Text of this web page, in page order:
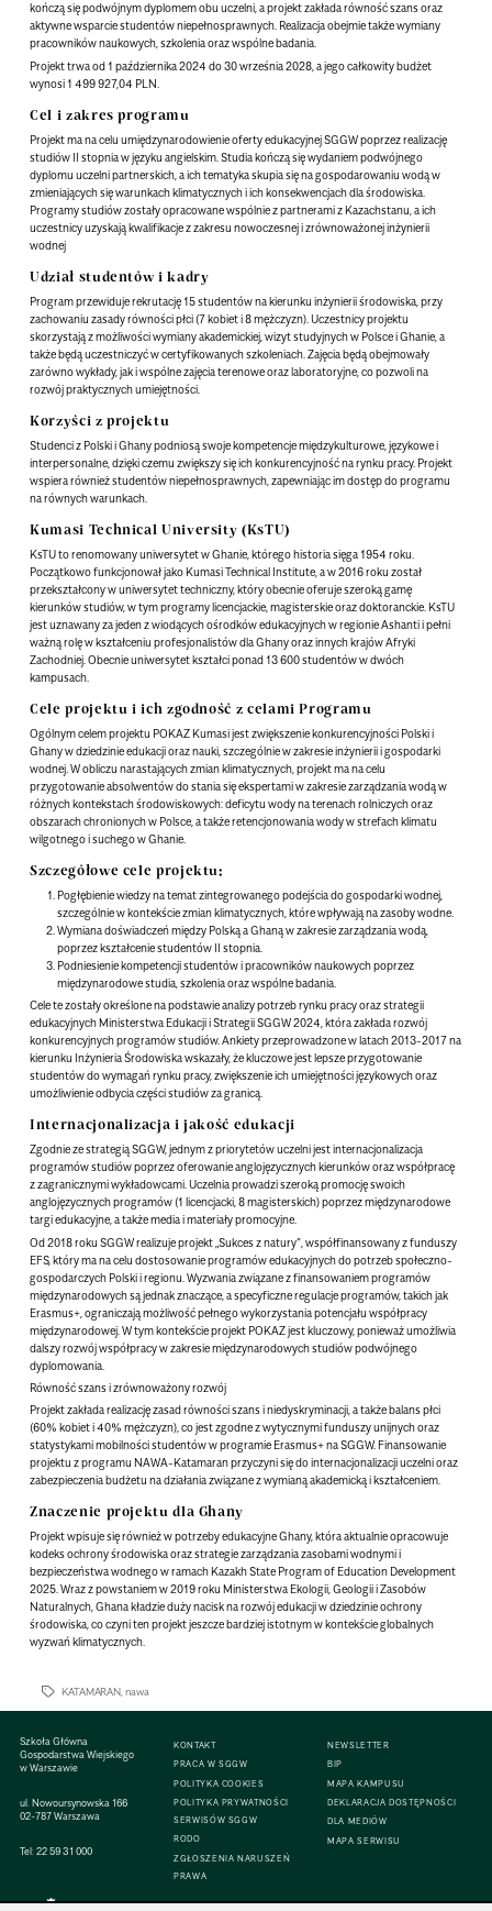
kończą się podwójnym dyplomem obu uczelni, a projekt zakłada równość szans oraz
aktywne wsparcie studentów niepełnosprawnych. Realizacja obejmie także wymiany
pracowników naukowych, szkolenia oraz wspólne badania.
Projekt trwa od1 października 2024 do30 września 2028 , a jego całkowity budżet
wynosi1 499 927,04 PLN
Cel i zakres programu
Projekt ma na celu umiędzynarodowienie oferty edukacyjnej SGGW poprzez realizację
studiów II stopnia w języku angielskim. Studia kończą się wydaniempodwójnego
dyplomu uczelni partnerskich, a ich tematyka skupia się nagospodarowaniu wodą w
zmieniających się warunkach klimatycznychi ich konsekwencjach dla środowiska.
Programy studiów zostały opracowane wspólnie z partnerami z Kazachstanu, a ich
uczestnicy uzyskają kwalifikacje z zakresu nowoczesnej i zrównoważonej inżynierii
wodnej
Udział studentów i kadry
Program przewiduje rekrutację 15 studentów na kierunku inżynierii środowiska, przy
zachowaniu zasady równości płci (7 kobiet i 8 mężczyzn). Uczestnicy projektu
skorzystają z możliwości wymiany akademickiej, wizyt studyjnych w Polsce i Ghanie, a
także będą uczestniczyć w certyfikowanych szkoleniach. Zajęcia będą obejmowały
zarówno wykłady, jak i wspólne zajęcia terenowe oraz laboratoryjne, co pozwoli na
rozwój praktycznych umiejętności.
Korzyści z projektu
Studenci z Polski i Ghany podniosą swoje kompetencje międzykulturowe, językowe i
interpersonalne, dzięki czemu zwiększy się ich konkurencyjność na rynku pracy. Projekt
wspiera również studentów niepełnosprawnych, zapewniając im dostęp do programu
na równych warunkach.
Kumasi Technical University (KsTU)
KsTU to renomowany uniwersytet w Ghanie, którego historia sięga 1954 roku.
Początkowo funkcjonował jako Kumasi Technical Institute, a w 2016 roku został
przekształcony w uniwersytet techniczny, który obecnie oferuje szeroką gamę
kierunków studiów, w tym programy licencjackie, magisterskie oraz doktoranckie. KsTU
jest uznawany za jeden z wiodących ośrodków edukacyjnych w regionie Ashanti i pełni
ważną rolę w kształceniu profesjonalistów dla Ghany oraz innych krajów Afryki
Zachodniej. Obecnie uniwersytet kształci ponad 13 600 studentów w dwóch
kampusach.
Cele projektu i ich zgodność z celami Programu
Ogólnym celem projektu POKAZ Kumasi jest zwiększenie konkurencyjności Polski i
Ghany w dziedzinie edukacji oraz nauki, szczególnie w zakresie inżynierii i gospodarki
wodnej. W obliczu narastających zmian klimatycznych, projekt ma na celu
przygotowanie absolwentów do stania się ekspertami w zakresie zarządzania wodą w
różnych kontekstach środowiskowych: deficytu wody na terenach rolniczych oraz
obszarach chronionych w Polsce, a także retencjonowania wody w strefach klimatu
wilgotnego i suchego w Ghanie.
Szczegółowe cele projektu:
Pogłębienie wiedzy na temat zintegrowanego podejścia do gospodarki wodnej,
szczególnie w kontekście zmian klimatycznych, które wpływają na zasoby wodne.
Wymiana doświadczeń między Polską a Ghaną w zakresie zarządzania wodą,
poprzez kształcenie studentów II stopnia.
Podniesienie kompetencji studentów i pracowników naukowych poprzez
międzynarodowe studia, szkolenia oraz wspólne badania.
Cele te zostały określone na podstawie analizy potrzeb rynku pracy oraz strategii
edukacyjnych Ministerstwa Edukacji i Strategii SGGW 2024, która zakłada rozwój
konkurencyjnych programów studiów. Ankiety przeprowadzone w latach 2013-2017 na
kierunku Inżynieria Środowiska wskazały, że kluczowe jest lepsze przygotowanie
studentów do wymagań rynku pracy, zwiększenie ich umiejętności językowych oraz
umożliwienie odbycia części studiów za granicą.
Internacjonalizacja i jakość edukacji
Zgodnie ze strategią SGGW, jednym z priorytetów uczelni jest internacjonalizacja
programów studiów poprzez oferowanie anglojęzycznych kierunków oraz współpracę
z zagranicznymi wykładowcami. Uczelnia prowadzi szeroką promocję swoich
anglojęzycznych programów (1 licencjacki, 8 magisterskich) poprzez międzynarodowe
targi edukacyjne, a także media i materiały promocyjne.
Od 2018 roku SGGW realizuje projekt „Sukces z natury”, współfinansowany z funduszy
EFS, który ma na celu dostosowanie programów edukacyjnych do potrzeb społeczno-
gospodarczych Polski i regionu. Wyzwania związane z finansowaniem programów
międzynarodowych są jednak znaczące, a specyficzne regulacje programów, takich jak
Erasmus+, ograniczają możliwość pełnego wykorzystania potencjału współpracy
międzynarodowej. W tym kontekście projekt POKAZ jest kluczowy, ponieważ umożliwia
dalszy rozwój współpracy w zakresie międzynarodowych studiów podwójnego
dyplomowania.
Równość szans i zrównoważony rozwój
Projekt zakłada realizację zasad równości szans i niedyskryminacji, a także balans płci
(60% kobiet i 40% mężczyzn), co jest zgodne z wytycznymi funduszy unijnych oraz
statystykami mobilności studentów w programie Erasmus+ na SGGW. Finansowanie
projektu z programu NAWA-Katamaran przyczyni się do internacjonalizacji uczelni oraz
zabezpieczenia budżetu na działania związane z wymianą akademicką i kształceniem.
Znaczenie projektu dla Ghany
Projekt wpisuje się również w potrzeby edukacyjne Ghany, która aktualnie opracowuje
kodeks ochrony środowiska oraz strategie zarządzania zasobami wodnymi i
bezpieczeństwa wodnego w ramach Kazakh State Program of Education Development
2025. Wraz z powstaniem w 2019 roku Ministerstwa Ekologii, Geologii i Zasobów
Naturalnych, Ghana kładzie duży nacisk na rozwój edukacji w dziedzinie ochrony
środowiska, co czyni ten projekt jeszcze bardziej istotnym w kontekście globalnych
wyzwań klimatycznych.
KATAMARAN, nawa
Szkoła Główna
Gospodarstwa Wiejskiego
w Warszawie
ul. Nowoursynowska 166
02-787 Warszawa
Tel:22 59 31 000
KONTAKT
PRACA W SGGW
POLITYKA COOKIES
POLITYKA PRYWATNOŚCI
SERWISÓW SGGW
RODO
ZGŁOSZENIA NARUSZEŃ
PRAWA
NEWSLETTER
BIP
MAPA KAMPUSU
DEKLARACJA DOSTĘPNOŚCI
DLA MEDIÓW
MAPA SERWISU